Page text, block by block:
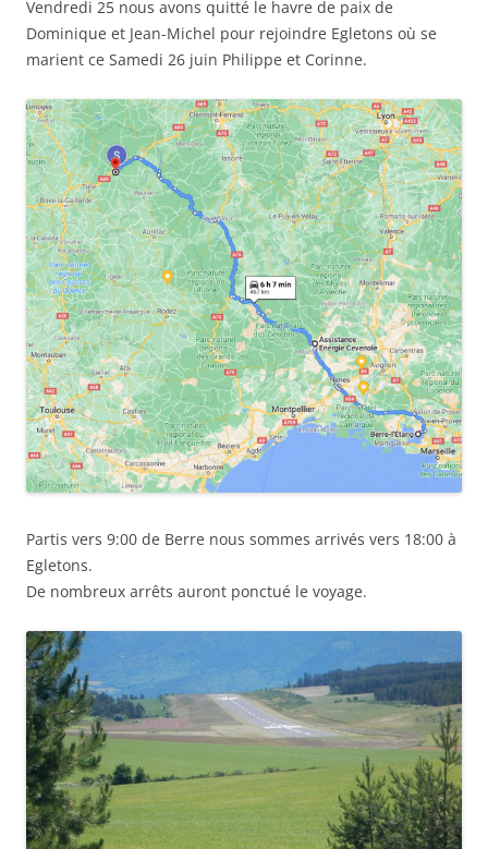
Vendredi 25 nous avons quitté le havre de paix de
Dominique et Jean-Michel pour rejoindre Egletons où se
marient ce Samedi 26 juin Philippe et Corinne.
Partis vers 9:00 de Berre nous sommes arrivés vers 18:00 à
Egletons.
De nombreux arrêts auront ponctué le voyage.